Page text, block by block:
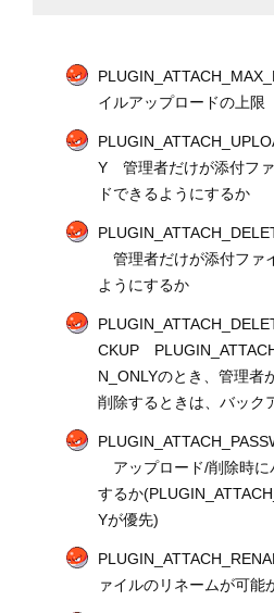
イルアップロードの上限
Y 管理者だけが添付フ
ドできるようにするか
管理者だけが添付ファ
ようにするか
CKUP
N_ONLYのとき、管理者
削除するときは、バック
アップロード/削除時に
するか
Yが優先)
ァイルのリネームが可能